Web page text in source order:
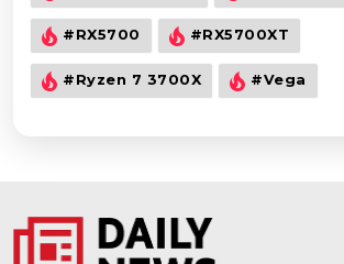
#RX5700 #RX5700XT
#Ryzen 7 3700X #Vega